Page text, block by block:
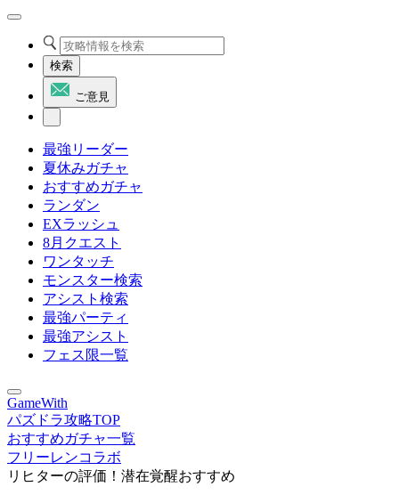
検索
ご意見
最強リーダー
夏休みガチャ
おすすめガチャ
ランダン
EXラッシュ
8月クエスト
ワンタッチ
モンスター検索
アシスト検索
最強パーティ
最強アシスト
フェス限一覧
GameWith
パズドラ攻略TOP
おすすめガチャ一覧
フリーレンコラボ
リヒターの評価！潜在覚醒おすすめ